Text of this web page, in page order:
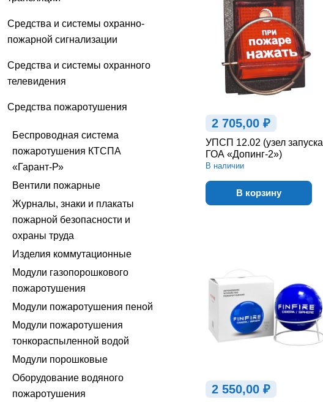
2 705,00 ₽
УПСП 12.02 (узел запуска
ГОА «Допинг-2»)
В наличии
В корзину
2 550,00 ₽
Средства и системы охранно-
пожарной сигнализации
Средства и системы охранного
телевидения
Средства пожаротушения
Беспроводная система
пожаротушения КТСПА
«Гарант-Р»
Вентили пожарные
Журналы, знаки и плакаты
пожарной безопасности и
охраны труда
Изделия коммутационные
Модули газопорошкового
пожаротушения
Модули пожаротушения пеной
Модули пожаротушения
тонкораспыленной водой
Модули порошковые
Оборудование водяного
пожаротушения